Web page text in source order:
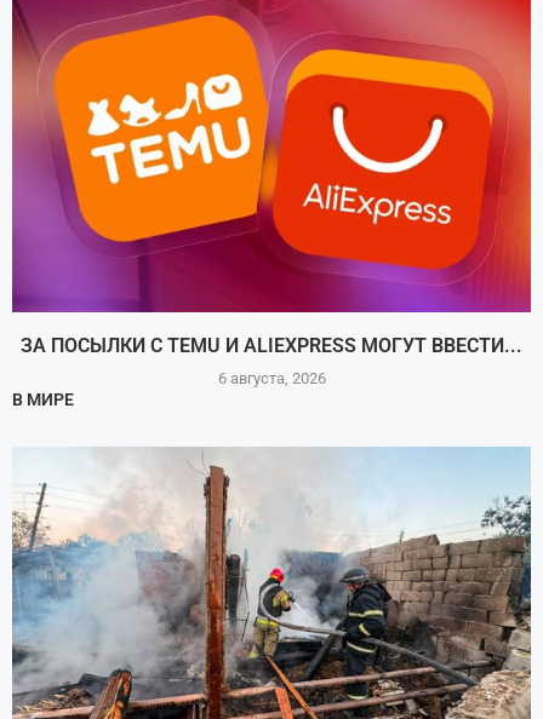
ЗА ПОСЫЛКИ С TEMU И ALIEXPRESS МОГУТ ВВЕСТИ...
6 августа, 2026
В МИРЕ